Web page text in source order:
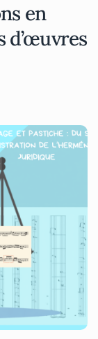
en
d’œuvres